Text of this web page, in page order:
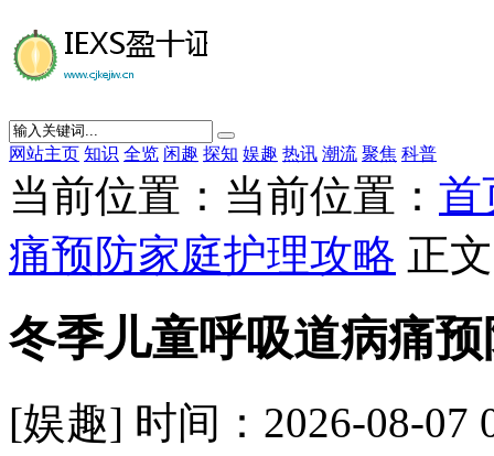
网站主页 知识 全览 闲趣 探知 娱趣 热讯 潮流 聚焦 科普
当前位置：当前位置： 首
痛预防家庭护理攻略 正文
冬季儿童呼吸道病痛
[娱趣] 时间：2026-08-07